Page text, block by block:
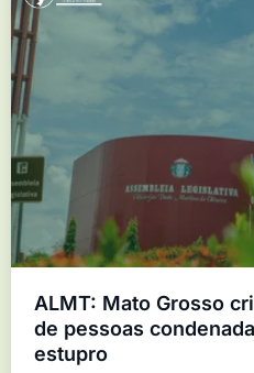
ALMT: Mato Grosso
de pessoas
estupro